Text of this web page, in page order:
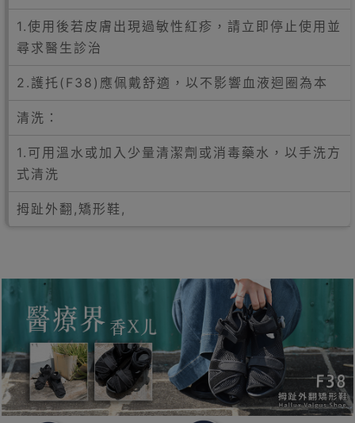
1.使用後若皮膚出現過敏性紅疹，請立即停止使用並
尋求醫生診治
2.護托(F38)應佩戴舒適，以不影響血液迴圈為本
清洗：
1.可用溫水或加入少量清潔劑或消毒藥水，以手洗方
式清洗
拇趾外翻,矯形鞋,